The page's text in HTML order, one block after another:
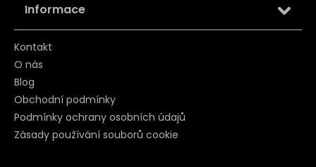
Informace
Kontakt
O nás
Blog
Obchodní podmínky
Podmínky ochrany osobních údajů
Zásady používání souborů cookie